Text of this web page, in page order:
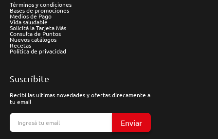
Términos y condiciones
Bases de promociones
Medios de Pago
Vida saludable
Solicitá la Tarjeta Más
Consulta de Puntos
Nuevos catálogos
Recetas
Política de privacidad
Suscríbite
Recibí las ultimas novedades y ofertas direcamente a
tu email
Enviar